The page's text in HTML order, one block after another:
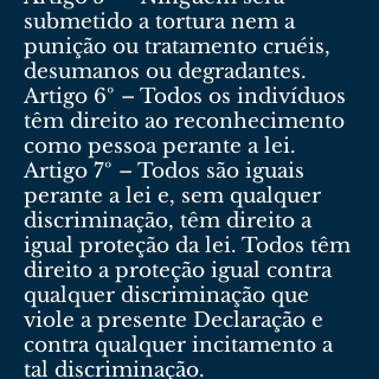
submetido a tortura nem a
punição ou tratamento cruéis,
desumanos ou degradantes.
Artigo 6º – Todos os indivíduos
têm direito ao reconhecimento
como pessoa perante a lei.
Artigo 7º – Todos são iguais
perante a lei e, sem qualquer
discriminação, têm direito a
igual proteção da lei. Todos têm
direito a proteção igual contra
qualquer discriminação que
viole a presente Declaração e
contra qualquer incitamento a
tal discriminação.